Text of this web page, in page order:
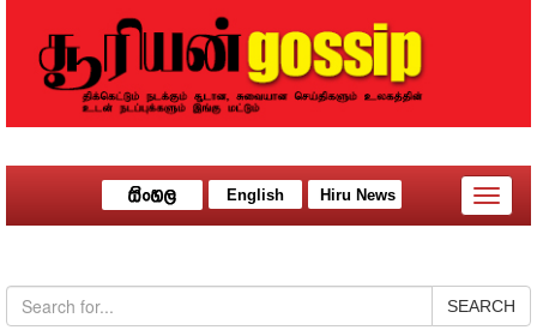
English Hiru News
Toggle
SEARCH